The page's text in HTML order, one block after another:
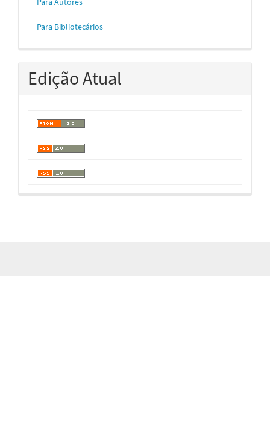
Para Bibliotecários
Edição Atual